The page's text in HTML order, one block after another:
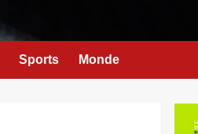
Sports Monde